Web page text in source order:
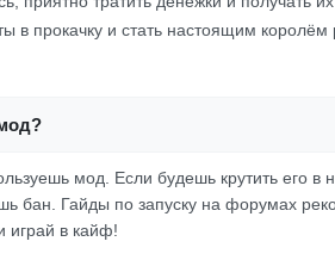
в прокачку и стать настоящим королём
мод. Если будешь крутить его в
бан. Гайды по запуску на форумах
играй в кайф!